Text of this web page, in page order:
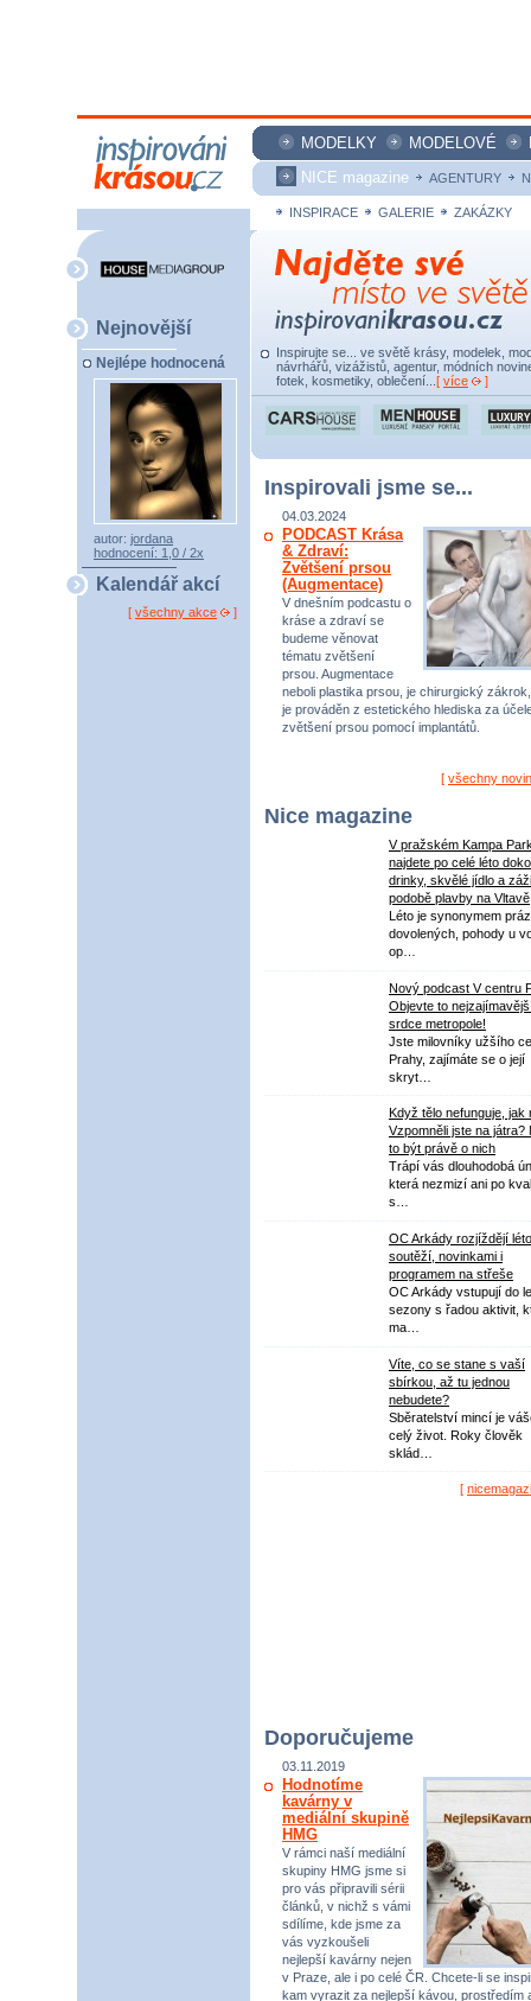
MODELKY MODELOVÉ
NICE magazine
AGENTURY
INSPIRACE GALERIE ZAKÁZKY
Nejnovější
Nejlépe hodnocená
autor: jordana
hodnocení: 1,0 / 2x
Kalendář akcí
[ všechny akce ]
Inspirujte se... ve světě krásy, modelek,
návrhářů, vizážistů, agentur, módních
fotek, kosmetiky, oblečení... [ více ]
Inspirovali jsme se...
04.03.2024
PODCAST Krása
& Zdraví:
Zvětšení prsou
(Augmentace)
V dnešním podcastu o
kráse a zdraví se
budeme věnovat
tématu zvětšení
prsou. Augmentace
neboli plastika prsou, je chirurgický
je prováděn z estetického hlediska za
zvětšení prsou pomocí implantátů.
[ všechny
Nice magazine
V pražském Kampa
najdete po celé léto
drinky, skvělé jídlo a
podobě plavby na Vltavě
Léto je synonymem
dovolených, pohody u
op…
Nový podcast V centru
Objevte to
srdce metropole!
Jste milovníky užšího
Prahy, zajímáte se o její
skryt…
Když tělo nefunguje, jak
Vzpomněli jste na játra?
to být právě o nich
Trápí vás dlouhodobá
která nezmizí ani po
s…
OC Arkády rozjíždějí léto
soutěží, novinkami i
programem na střeše
OC Arkády vstupují do
sezony s řadou aktivit,
ma…
Víte, co se stane s vaší
sbírkou, až tu jednou
nebudete?
Sběratelství mincí je
celý život. Roky člověk
sklád…
[
Doporučujeme
03.11.2019
Hodnotíme
kavárny v
mediální skupině
HMG
V rámci naší mediální
skupiny HMG jsme si
pro vás připravili sérii
článků, v nichž s vámi
sdílíme, kde jsme za
vás vyzkoušeli
nejlepší kavárny nejen
v Praze, ale i po celé ČR. Chcete-li se
kam vyrazit za nejlepší kávou, prostředím